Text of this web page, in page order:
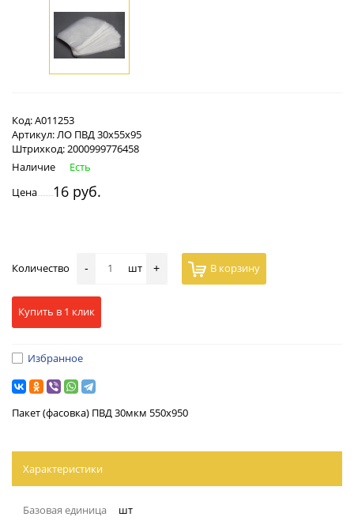
Код:А011253
Артикул: ЛО ПВД 30х55х95
Штрихкод: 2000999776458
Наличие
Есть
Цена
16 руб.
Количество - шт + В корзину
Купить в 1 клик
Избранное
Пакет (фасовка) ПВД 30мкм 550х950
Характеристики
Базовая единица шт